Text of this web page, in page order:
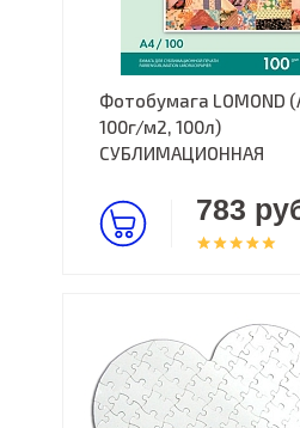
Фотобумага LOMOND
100г/м2, 100л)
СУБЛИМАЦИОННАЯ
783